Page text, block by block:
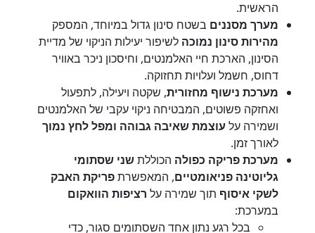
הראשית.
מערך מסננים בשטח סינון גדול במיוחד, המספק
מהירות סינון נמוכה לשיפור יעילות הניקוי של מדיית
הסינון, הארכת חיי האלמנטים, וחיסכון ניכר באוויר
דחוס, חשמל ועלויות תחזוקה.
מערכת נישוף מחזורית, שקטה ויעילה, לתפעול
ואחזקה פשוטים, המבטיחה ניקוי עקבי של האלמנטים
ושמירה על עוצמת שאיבה גבוהה ומפל לחץ נמוך
לאורך זמן.
מערכת פריקה כפולה הכוללתשני שסתומי
גליוטינה פניאומטיים, המאפשרתפריקת האבק
לשקי איסוף תוך שמירה על רציפות הוואקום
במערכת:
בכל רגע נתון אחד השסתומים סגור, כדי